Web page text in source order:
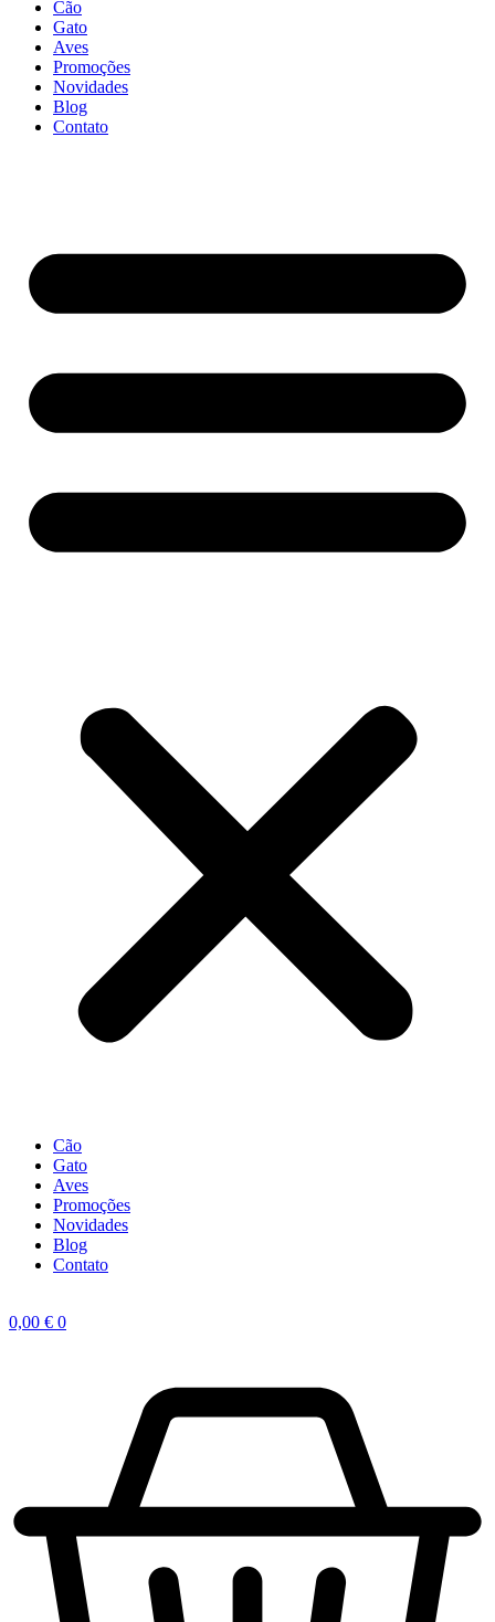
Cão
Gato
Aves
Promoções
Novidades
Blog
Contato
Cão
Gato
Aves
Promoções
Novidades
Blog
Contato
0,00 € 0